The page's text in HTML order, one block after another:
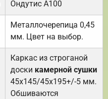
Ондутис А100
Металлочерепица 0,45
мм. Цвет на выбор.
Каркас из строганой
доски камерной сушки
45х145/45х195+/-5 мм.
Обшиваются